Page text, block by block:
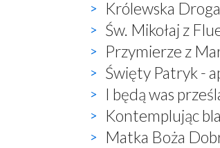
Królewska
Św. Mikołaj z
Przymierze z
Święty Patryk -
I będą was
Kontemplując
Matka Boża